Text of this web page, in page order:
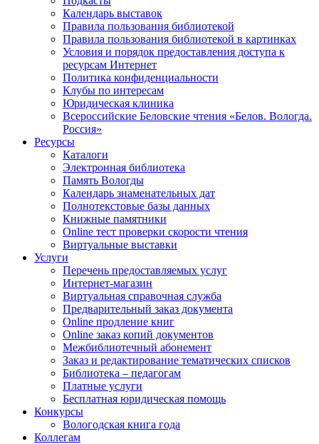
Календарь выставок
Правила пользования библиотекой
Правила пользования библиотекой в картинках
Условия и порядок предоставления доступа к
ресурсам Интернет
Политика конфиденциальности
Клубы по интересам
Юридическая клиника
Всероссийские Беловские чтения «Белов. Вологда.
Россия»
Ресурсы
Каталоги
Электронная библиотека
Память Вологды
Календарь знаменательных дат
Полнотекстовые базы данных
Книжные памятники
Online тест проверки скорости чтения
Виртуальные выставки
Услуги
Перечень предоставляемых услуг
Интернет-магазин
Виртуальная справочная служба
Предварительный заказ документа
Online продление книг
Online заказ копий документов
Межбиблиотечный абонемент
Заказ и редактирование тематических списков
Библиотека – педагогам
Платные услуги
Бесплатная юридическая помощь
Конкурсы
Вологодская книга года
Коллегам